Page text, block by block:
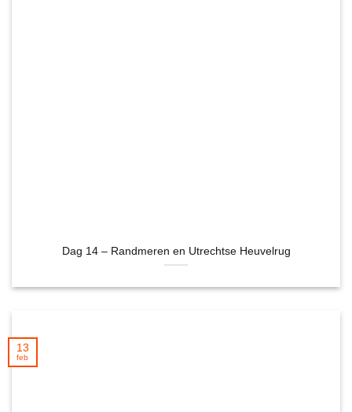
Dag 14 – Randmeren en Utrechtse Heuvelrug
13
feb